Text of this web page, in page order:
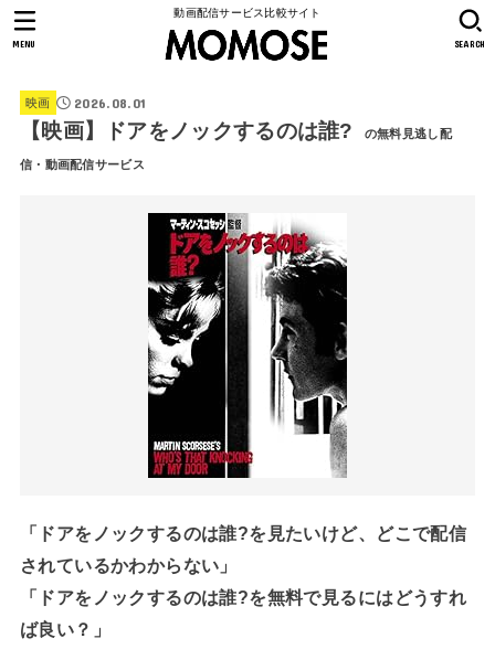
動画配信サービス比較サイト
SEARCH
MENU
映画 2026.08.01
【映画】ドアをノックするのは誰? の無料見逃し配
信・動画配信サービス
「ドアをノックするのは誰?を見たいけど、どこで配信
されているかわからない」
「ドアをノックするのは誰?を無料で見るにはどうすれ
ば良い？」